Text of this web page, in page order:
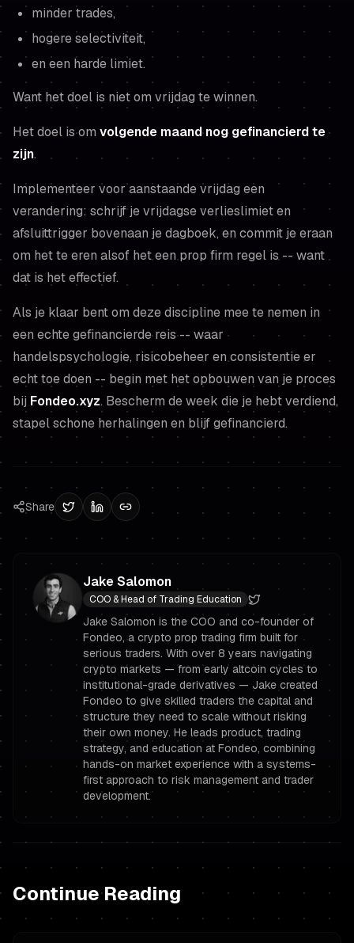
minder trades,
hogere selectiviteit,
en een harde limiet.
Want het doel is niet om vrijdag te winnen.
Het doel is om volgende maand nog gefinancierd te
zijn.
Implementeer voor aanstaande vrijdag een
verandering: schrijf je vrijdagse verlieslimiet en
afsluittrigger bovenaan je dagboek, en commit je eraan
om het te eren alsof het een prop firm regel is -- want
dat is het effectief.
Als je klaar bent om deze discipline mee te nemen in
een echte gefinancierde reis -- waar
handelspsychologie, risicobeheer en consistentie er
echt toe doen -- begin met het opbouwen van je proces
bij Fondeo.xyz. Bescherm de week die je hebt verdiend,
stapel schone herhalingen en blijf gefinancierd.
Share
Jake Salomon
COO & Head of Trading Education
Jake Salomon is the COO and co-founder of
Fondeo, a crypto prop trading firm built for
serious traders. With over 8 years navigating
crypto markets — from early altcoin cycles to
institutional-grade derivatives — Jake created
Fondeo to give skilled traders the capital and
structure they need to scale without risking
their own money. He leads product, trading
strategy, and education at Fondeo, combining
hands-on market experience with a systems-
first approach to risk management and trader
development.
Continue Reading